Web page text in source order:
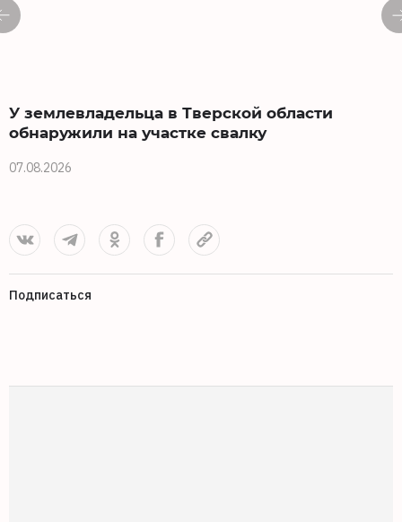
У землевладельца в Тверской области
обнаружили на участке свалку
07.08.2026
Подписаться